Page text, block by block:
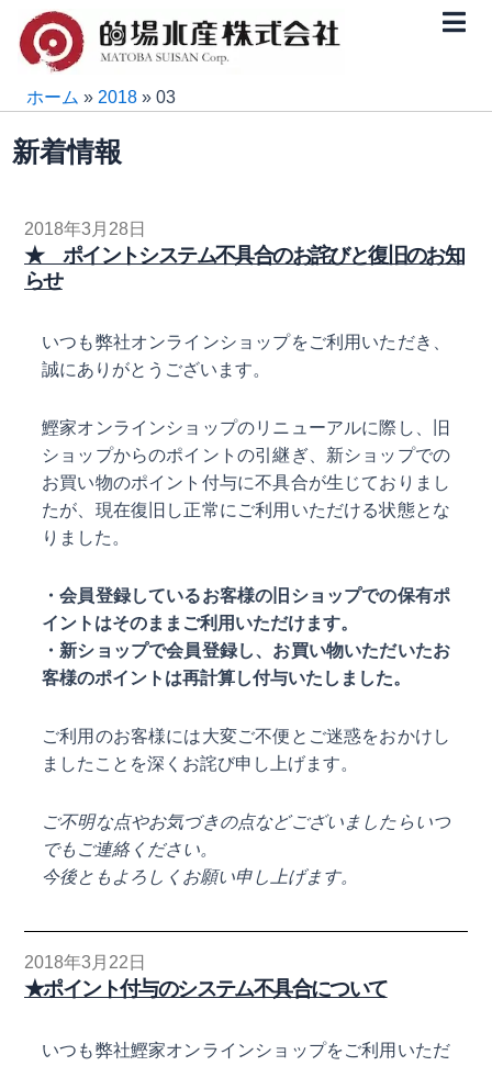
ッ
ホーム » 2018 » 03
新着情報
2018年3月28日
★ ポイントシステム不具合のお詫びと復旧のお知
らせ
いつも弊社オンラインショップをご利用いただき、
誠にありがとうございます。
鰹家オンラインショップのリニューアルに際し、旧
ショップからのポイントの引継ぎ、新ショップでの
お買い物のポイント付与に不具合が生じておりまし
たが、現在復旧し正常にご利用いただける状態とな
りました。
・会員登録しているお客様の旧ショップでの保有ポ
イントはそのままご利用いただけます。
・新ショップで会員登録し、お買い物いただいたお
客様のポイントは再計算し付与いたしました。
ご利用のお客様には大変ご不便とご迷惑をおかけし
ましたことを深くお詫び申し上げます。
ご不明な点やお気づきの点などございましたらいつ
でもご連絡ください。
今後ともよろしくお願い申し上げます。
2018年3月22日
★ポイント付与のシステム不具合について
いつも弊社鰹家オンラインショップをご利用いただ